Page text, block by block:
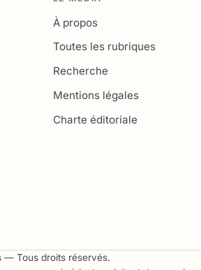
À propos
Toutes les rubriques
Recherche
Mentions légales
Charte éditoriale
— Tous droits réservés.